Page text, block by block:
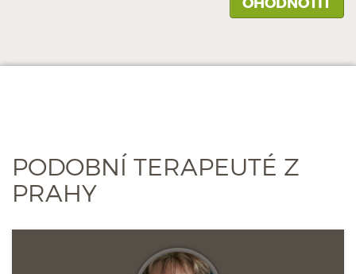
PODOBNÍ TERAPEUTÉ Z
PRAHY